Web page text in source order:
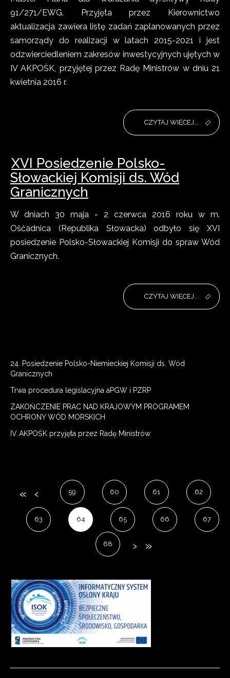
91/271/EWG. Przyjęta przez Kierownictwo
aktualizacja zawiera listę zadań zaplanowanych przez
samorządy do realizacji w latach 2015-2021 i jest
odzwierciedleniem zakresów inwestycyjnych ujętych w
IV AKPOŚK, przyjętej przez Radę Ministrów w dniu 21
kwietnia 2016 r.
CZYTAJ WIĘCEJ...
XVI Posiedzenie Polsko-
Słowackiej Komisji ds. Wód
Granicznych
W dniach 30 maja - 2 czerwca 2016 roku w m.
Oščadnica (Republika Słowacka) odbyło się XVI
posiedzenie Polsko-Słowackiej Komisji do spraw Wód
Granicznych.
CZYTAJ WIĘCEJ...
24. Posiedzenie Polsko-Niemieckiej Komisji ds. Wód
Granicznych
Trwa procedura legislacyjna aPGW i PZRP
ZAKOŃCZENIE PRAC NAD KRAJOWYM PROGRAMEM
OCHRONY WÓD MORSKICH
IV AKPOŚK przyjęta przez Radę Ministrów
59 60 61 62
63 64 65 66 67
68